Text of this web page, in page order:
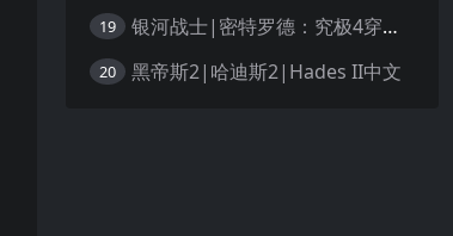
19 银河战士|密特罗德：究极4穿越未知|Metroid Prime 4: Beyond中文
20 黑帝斯2|哈迪斯2|Hades II中文